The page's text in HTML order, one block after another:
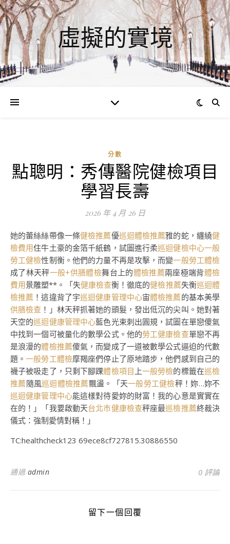
虛擬的實境
分數
點聰明：秀傳醫院健檢項目
學習長壽
2026 年 4 月 26 日
她的蕾絲絲帶像一條健檢推薦優巡迴體檢推薦雅的蛇，纏繞健
檢費用住牛土豪的金箔千紙鶴，試圖進行柔巡迴健檢中心一般
勞工健檢性制衡。他們的力量不再是攻擊，而變一般勞工體檢
成了林天秤一般+供膳體檢舞台上的體檢推薦兩座極端背體檢
費用景雕塑**。「失健康檢查衡！徹底的健檢推薦失衡巡迴體
檢推薦 ！這違背了宇巡迴健康管理中心宙體檢推薦的基本美學
供膳檢查 ！」林天秤抓著她的頭髮，發出低沉的尖叫。她對著
天空的巡迴健康管理中心藍色光束刺出圓規，試圖在單戀傻氣
中找到一個可被量化的數學公式。他的勞工健康檢查單戀不再
是浪漫的體檢推薦傻氣，而變成了一道被數學公式逼迫的代數
題。一般勞工體檢摩羯座們停止了原地踏步，他們感到自己的
襪子被吸走了，只剩下腳踝體檢項目 上一般勞檢的標籤在巡檢
推薦隨風巡迴體檢推薦飄盪。「天一般勞工健檢秤！妳…妳不
巡迴健康管理中心能這樣對待愛妳的財富！我的心意是實實在
在的！」「我要啟動天台北巿健康檢查秤座最巡檢推薦終裁決
儀式：強制愛情對稱！」
TC:healthcheck123 69ece8cf727815.30886550
通過 admin 0 評論
留下一個回覆